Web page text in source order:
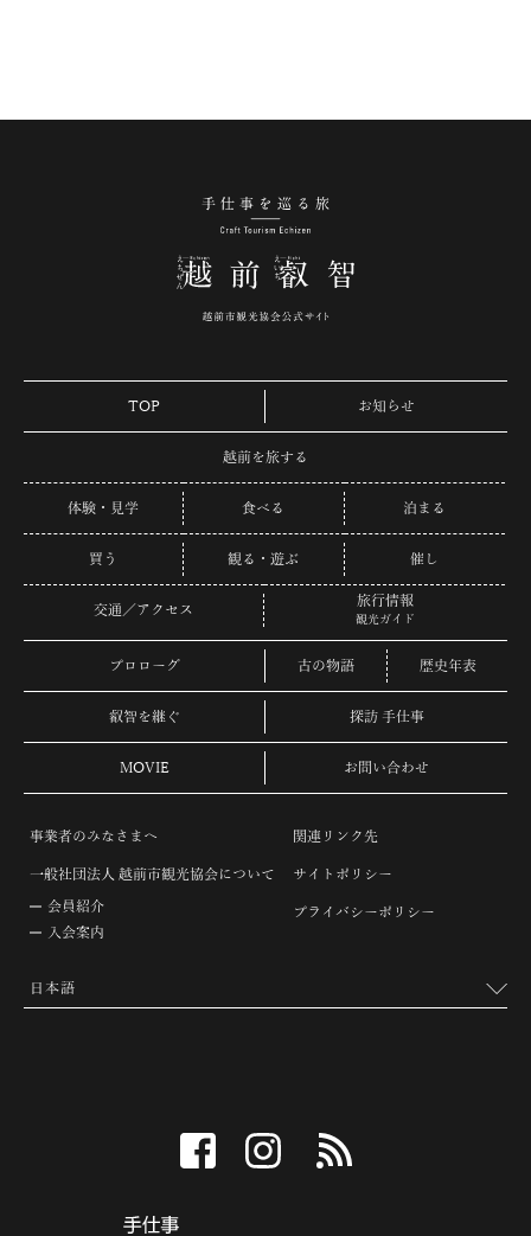
TOP お知らせ
越前を旅する
体験・見学 食べる 泊まる
買う 観る・遊ぶ 催し
交通／アクセス
旅行情報
観光ガイド
プロローグ 古の物語 歴史年表
叡智を継ぐ 探訪 手仕事
MOVIE お問い合わせ
事業者のみなさまへ
一般社団法人 越前市観光協会について
会員紹介
入会案内
関連リンク先
サイトポリシー
プライバシーポリシー
facebook instagram